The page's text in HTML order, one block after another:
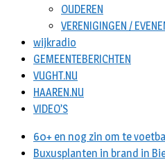
OUDEREN
VERENIGINGEN /
wijkradio
GEMEENTEBERICHTEN
VUGHT.NU
HAAREN.NU
VIDEO’S
60+ en nog zin om te
Buxusplanten in brand in